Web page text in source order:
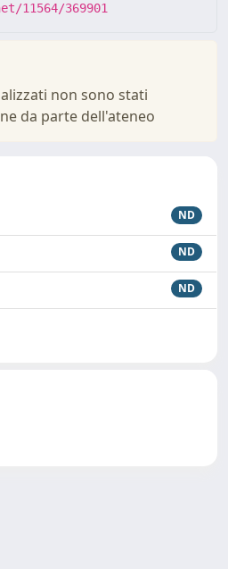
11564/369901
non sono stati
da parte dell'ateneo
ND
ND
ND